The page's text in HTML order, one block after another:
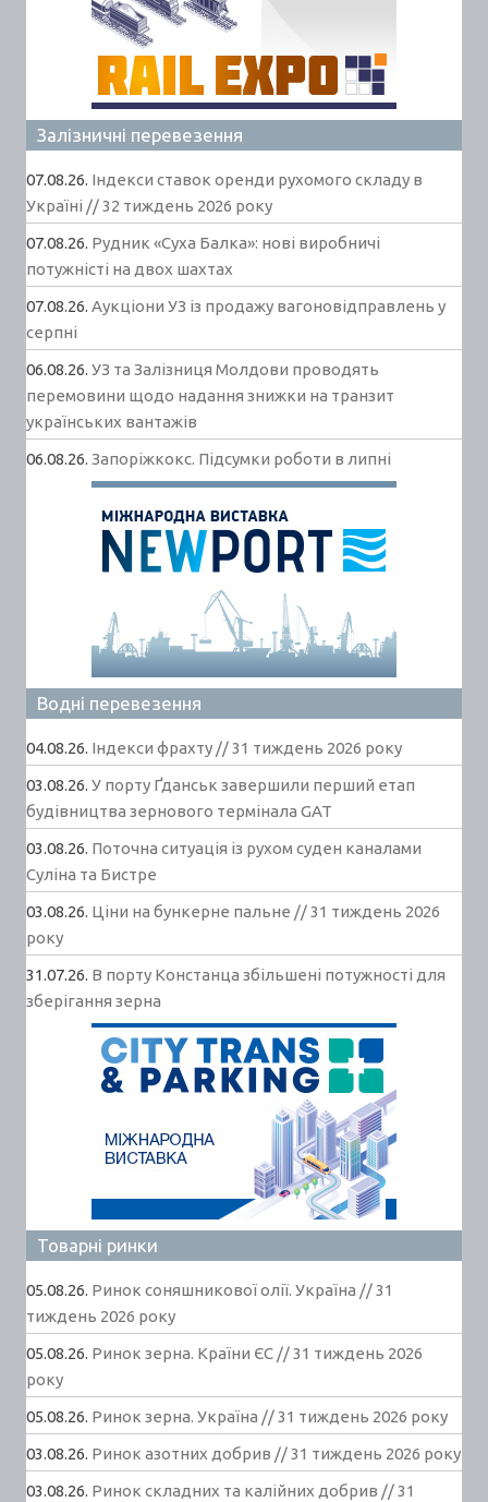
Залізничні перевезення
07.08.26. Індекси ставок оренди рухомого складу в
Україні // 32 тиждень 2026 року
07.08.26. Рудник «Суха Балка»: нові виробничі
потужністі на двох шахтах
07.08.26. Аукціони УЗ із продажу вагоновідправлень у
серпні
06.08.26. УЗ та Залізниця Молдови проводять
перемовини щодо надання знижки на транзит
українських вантажів
06.08.26. Запоріжкокс. Підсумки роботи в липні
Водні перевезення
04.08.26. Індекси фрахту // 31 тиждень 2026 року
03.08.26. У порту Ґданськ завершили перший етап
будівництва зернового термінала GAT
03.08.26. Поточна ситуація із рухом суден каналами
Суліна та Бистре
03.08.26. Ціни на бункерне пальне // 31 тиждень 2026
року
31.07.26. В порту Констанца збільшені потужності для
зберігання зерна
Товарні ринки
05.08.26. Ринок соняшникової олії. Україна // 31
тиждень 2026 року
05.08.26. Ринок зерна. Країни ЄС // 31 тиждень 2026
року
05.08.26. Ринок зерна. Україна // 31 тиждень 2026 року
03.08.26. Ринок азотних добрив // 31 тиждень 2026 року
03.08.26. Ринок складних та калійних добрив // 31